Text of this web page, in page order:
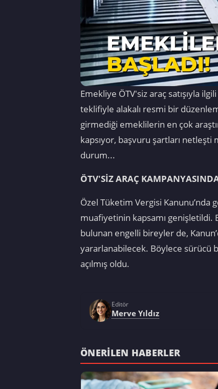
Emekliye ÖTV'siz araç satışıyla
teklifiyle alakalı resmi bir
girmediği emeklilerin en çok
kapsıyor, başvuru şartları netleşti
durum...
ÖTV'SİZ ARAÇ
Özel Tüketim Vergisi
muafiyetinin kapsamı genişletildi.
bulunan engelli bireyler de,
yararlanabilecek. Böylece sürücü
açılmış oldu.
Editör
Merve Yıldız
ÖNERILEN HABERLER